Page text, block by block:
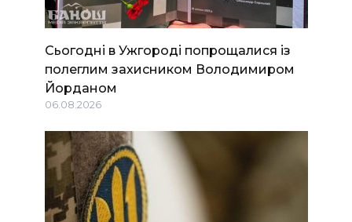
Сьогодні в Ужгороді попрощалися із
полеглим захисником Володимиром
Йорданом
06.08.2026